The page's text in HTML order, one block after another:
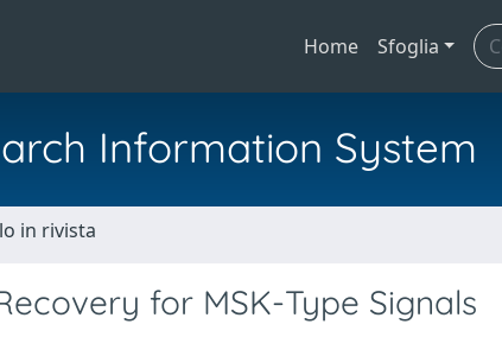
Home Sfoglia
Information System
in rivista
for MSK-Type Signals